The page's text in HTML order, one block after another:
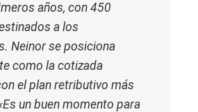
años, con 450
a los
Neinor se posiciona
como la cotizada
el plan retributivo más
un buen momento para